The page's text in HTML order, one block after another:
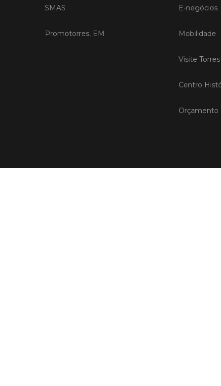
SMAS
Promotorres, EM
E-negócios
Mobilidade
Visite
Centro
Orçamento